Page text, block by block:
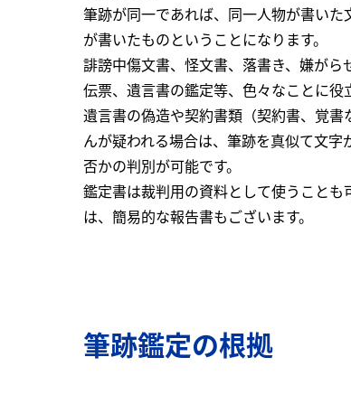
筆跡が同一であれば、同一人物が書い
が書いたものということになります。
誹謗中傷文書、怪文書、落書き、嫌が
伝票、遺言書の鑑定等、色々なことに役
遺言書の偽造や契約書類（契約書、覚
んが疑われる場合は、筆跡を真似て文
否かの判別が可能です。
鑑定書は裁判用の資料として使うこと
は、簡易的な報告書もございます。
筆跡鑑定の根拠